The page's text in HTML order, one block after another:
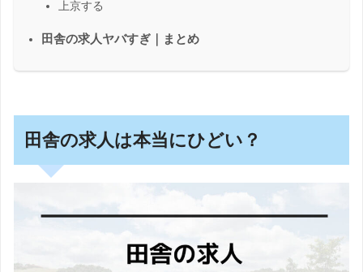
上京する
田舎の求人ヤバすぎ｜まとめ
田舎の求人は本当にひどい？